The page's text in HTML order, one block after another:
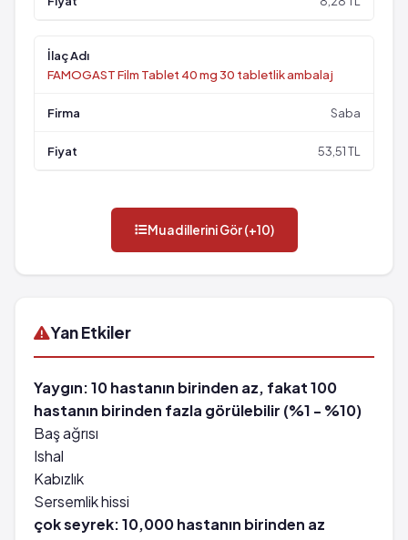
FAMOGAST Film Tablet 40 mg 30 tabletlik ambalaj
Saba
53,51 TL
Muadillerini Gör (+10)
Yan Etkiler
Yaygın: 10 hastanın birinden az, fakat 100
hastanın birinden fazla görülebilir (%1 - %10)
Baş ağrısı
Ishal
Kabızlık
Sersemlik hissi
çok seyrek: 10,000 hastanın birinden az